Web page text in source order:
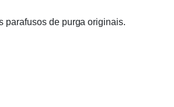
parafusos de purga originais.